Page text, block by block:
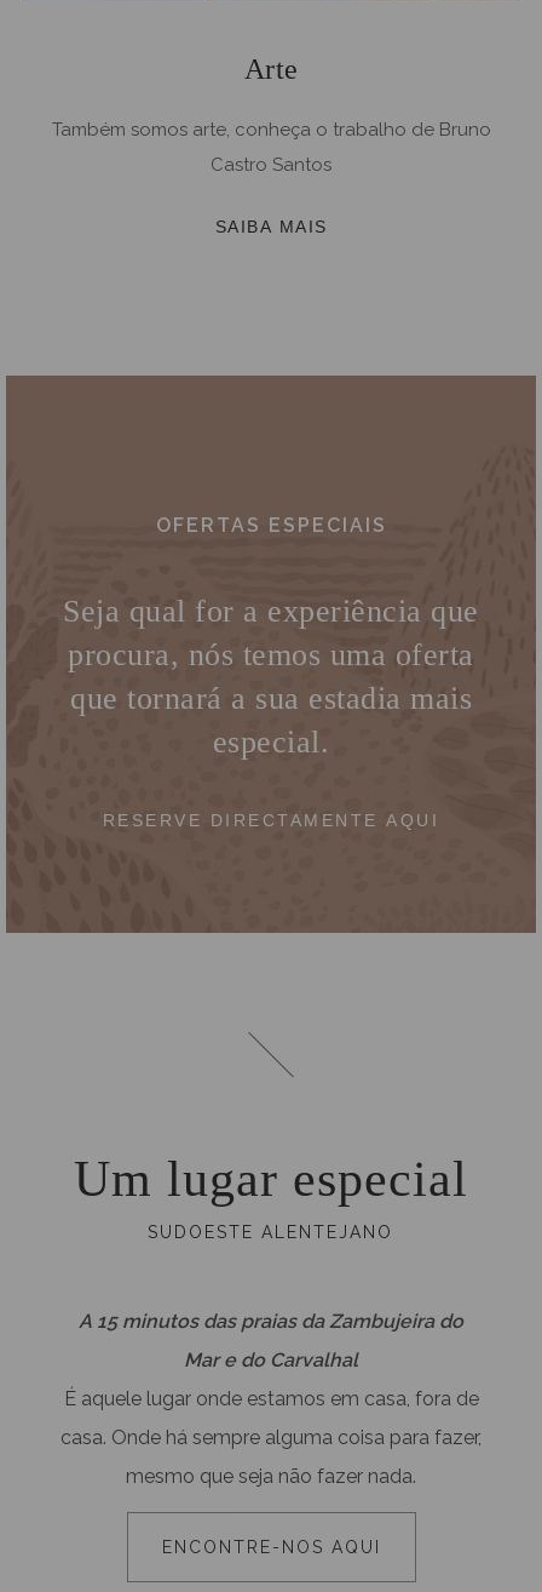
Arte
Também somos arte, conheça o trabalho de Bruno
Castro Santos
SAIBA MAIS
OFERTAS ESPECIAIS
Seja qual for a experiência que
procura, nós temos uma oferta
que tornará a sua estadia mais
especial.
RESERVE DIRECTAMENTE AQUI
Um lugar especial
SUDOESTE ALENTEJANO
A 15 minutos das praias da Zambujeira do
Mar e do Carvalhal
É aquele lugar onde estamos em casa, fora de
casa. Onde há sempre alguma coisa para fazer,
mesmo que seja não fazer nada.
ENCONTRE-NOS AQUI